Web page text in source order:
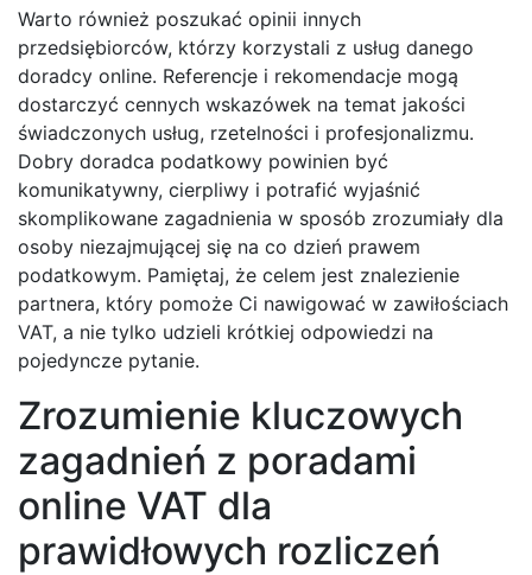
Warto również poszukać opinii innych
przedsiębiorców, którzy korzystali z usług danego
doradcy online. Referencje i rekomendacje mogą
dostarczyć cennych wskazówek na temat jakości
świadczonych usług, rzetelności i profesjonalizmu.
Dobry doradca podatkowy powinien być
komunikatywny, cierpliwy i potrafić wyjaśnić
skomplikowane zagadnienia w sposób zrozumiały dla
osoby niezajmującej się na co dzień prawem
podatkowym. Pamiętaj, że celem jest znalezienie
partnera, który pomoże Ci nawigować w zawiłościach
VAT, a nie tylko udzieli krótkiej odpowiedzi na
pojedyncze pytanie.
Zrozumienie kluczowych
zagadnień z poradami
online VAT dla
prawidłowych rozliczeń